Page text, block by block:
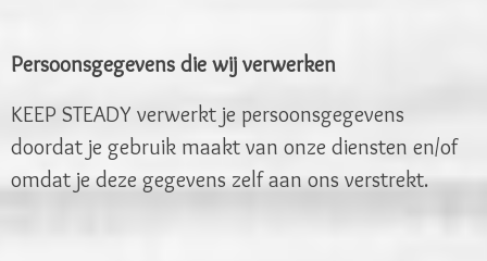
Persoonsgegevens die wij verwerken
KEEP STEADY verwerkt je persoonsgegevens
doordat je gebruik maakt van onze diensten en/of
omdat je deze gegevens zelf aan ons verstrekt.